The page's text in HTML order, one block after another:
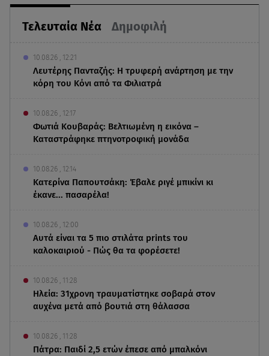
Τελευταία Νέα Δημοφιλή
10.08.26 , 12:21
Λευτέρης Πανταζής: Η τρυφερή ανάρτηση με την
κόρη του Κόνι από τα Φιλιατρά
10.08.26 , 12:17
Φωτιά Κουβαράς: Βελτιωμένη η εικόνα –
Καταστράφηκε πτηνοτροφική μονάδα
10.08.26 , 12:14
Κατερίνα Παπουτσάκη: Έβαλε ριγέ μπικίνι κι
έκανε... πασαρέλα!
10.08.26 , 12:00
Αυτά είναι τα 5 πιο στιλάτα prints του
καλοκαιριού - Πώς θα τα φορέσετε!
10.08.26 , 11:28
Ηλεία: 31χρονη τραυματίστηκε σοβαρά στον
αυχένα μετά από βουτιά στη θάλασσα
10.08.26 , 11:28
Πάτρα: Παιδί 2,5 ετών έπεσε από μπαλκόνι